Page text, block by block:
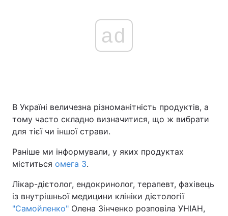
Україна Політика
Спорт
Техно і зв'язок Лайт
Зброя Інциденти
ad
В Україні величезна різноманітність продуктів, а
тому часто складно визначитися, що ж вибрати
для тієї чи іншої страви.
Раніше ми інформували, у яких продуктах
міститься омега 3.
Лікар-дієтолог, ендокринолог, терапевт, фахівець
із внутрішньої медицини клініки дієтології
"Самойленко" Олена Зінченко розповіла УНІАН,